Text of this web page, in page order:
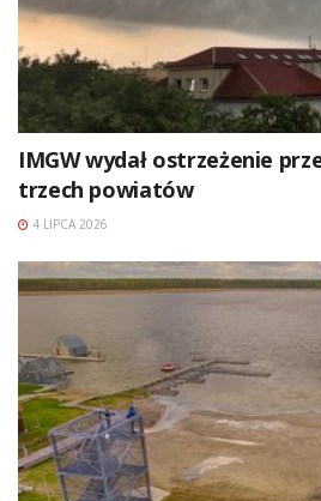
IMGW wydał ostrzeżenie
trzech powiatów
4 LIPCA 2026